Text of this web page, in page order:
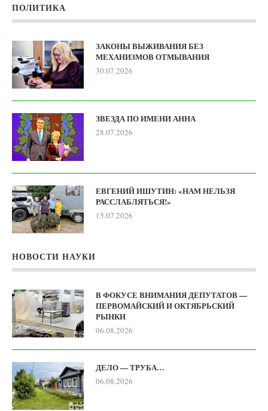
ПОЛИТИКА
ЗАКОНЫ ВЫЖИВАНИЯ БЕЗ
МЕХАНИЗМОВ ОТМЫВАНИЯ
30.07.2026
ЗВЕЗДА ПО ИМЕНИ АННА
28.07.2026
ЕВГЕНИЙ ИШУТИН: «НАМ НЕЛЬЗЯ
РАССЛАБЛЯТЬСЯ!»
15.07.2026
НОВОСТИ НАУКИ
В ФОКУСЕ ВНИМАНИЯ ДЕПУТАТОВ —
ПЕРВОМАЙСКИЙ И ОКТЯБРЬСКИЙ
РЫНКИ
06.08.2026
ДЕЛО — ТРУБА…
06.08.2026